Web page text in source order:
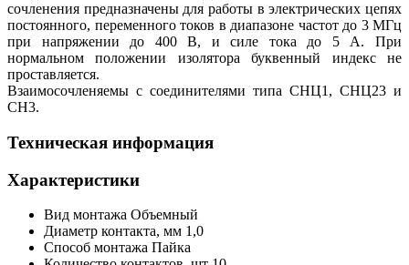
сочленения предназначены для работы в электрических цепях
постоянного, переменного токов в диапазоне частот до 3 МГц
при напряжении до 400 В, и силе тока до 5 А. При
нормальном положении изолятора буквенный индекс не
проставляется.
Взаимосочленяемы с соединителями типа СНЦ1, СНЦ23 и
СН3.
Техническая информация
Характеристики
Вид монтажа Объемный
Диаметр контакта, мм 1,0
Способ монтажа Пайка